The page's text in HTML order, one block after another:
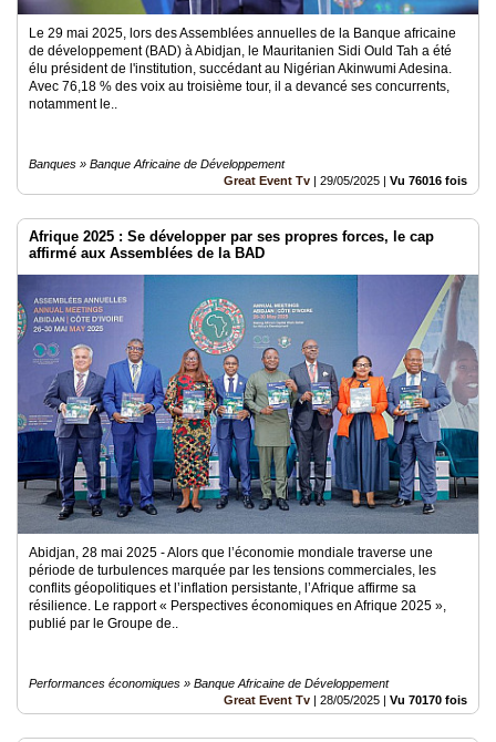
Le 29 mai 2025, lors des Assemblées annuelles de la Banque africaine
de développement (BAD) à Abidjan, le Mauritanien Sidi Ould Tah a été
élu président de l'institution, succédant au Nigérian Akinwumi Adesina.
Avec 76,18 % des voix au troisième tour, il a devancé ses concurrents,
notamment le..
Banques » Banque Africaine de Développement
Great Event Tv | 29/05/2025 | Vu 76016 fois
Afrique 2025 : Se développer par ses propres forces, le cap
affirmé aux Assemblées de la BAD
Abidjan, 28 mai 2025 - Alors que l’économie mondiale traverse une
période de turbulences marquée par les tensions commerciales, les
conflits géopolitiques et l’inflation persistante, l’Afrique affirme sa
résilience. Le rapport « Perspectives économiques en Afrique 2025 »,
publié par le Groupe de..
Performances économiques » Banque Africaine de Développement
Great Event Tv | 28/05/2025 | Vu 70170 fois